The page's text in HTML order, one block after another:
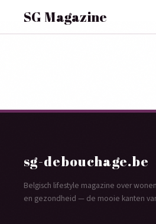
SG Magazine
sg-debouchage.be
Belgisch lifestyle magazine over
en gezondheid — de mooie kanten